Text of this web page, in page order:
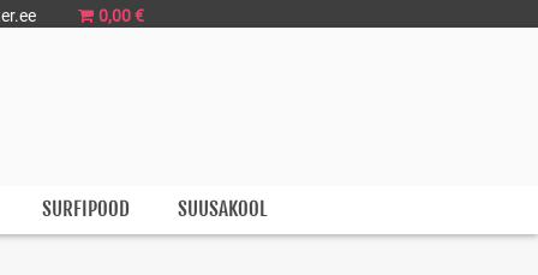
0,00 €
SURFIPOOD SUUSAKOOL